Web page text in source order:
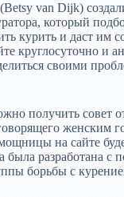
van Dijk)
который
курить и даст им
круглосуточно и
своими
получить совет
женским
на сайте
была разработана с
борьбы с